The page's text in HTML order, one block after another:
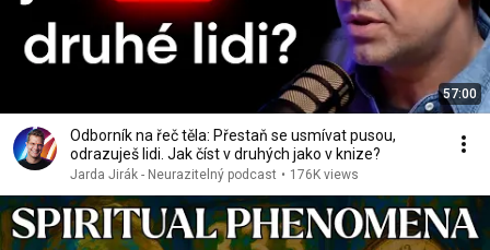
57:00
Odborník na řeč těla: Přestaň se usmívat pusou,
odrazuješ lidi. Jak číst v druhých jako v knize?
Jarda Jirák - Neurazitelný podcast • 176K views